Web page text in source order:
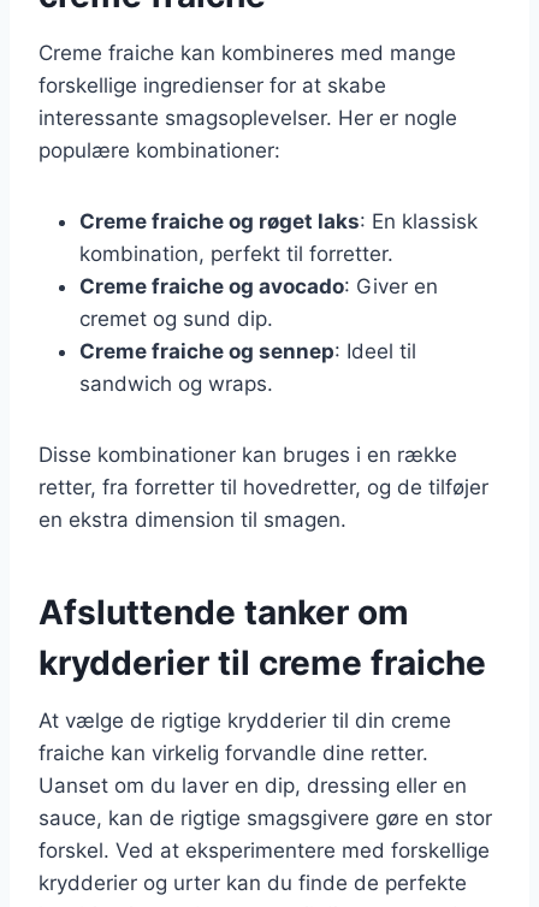
Creme fraiche kan kombineres med mange
forskellige ingredienser for at skabe
interessante smagsoplevelser. Her er nogle
populære kombinationer:
Creme fraiche og røget laks: En klassisk
kombination, perfekt til forretter.
Creme fraiche og avocado: Giver en
cremet og sund dip.
Creme fraiche og sennep: Ideel til
sandwich og wraps.
Disse kombinationer kan bruges i en række
retter, fra forretter til hovedretter, og de tilføjer
en ekstra dimension til smagen.
Afsluttende tanker om
krydderier til creme fraiche
At vælge de rigtige krydderier til din creme
fraiche kan virkelig forvandle dine retter.
Uanset om du laver en dip, dressing eller en
sauce, kan de rigtige smagsgivere gøre en stor
forskel. Ved at eksperimentere med forskellige
krydderier og urter kan du finde de perfekte